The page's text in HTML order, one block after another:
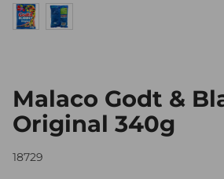
Malaco Godt &
Original 340g
18729